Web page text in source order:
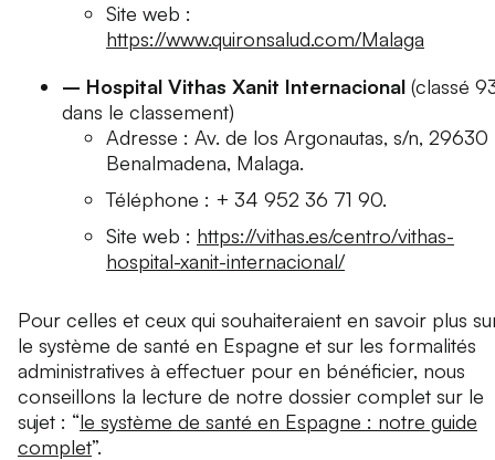
Site web :
https://www.quironsalud.com/Malaga
– Hospital Vithas Xanit Internacional (classé
dans le classement)
Adresse : Av. de los Argonautas, s/n, 29630
Benalmadena, Malaga.
Téléphone : + 34 952 36 71 90.
Site web : https://vithas.es/centro/vithas-
hospital-xanit-internacional/
Pour celles et ceux qui souhaiteraient en savoir plus
le système de santé en Espagne et sur les formalités
administratives à effectuer pour en bénéficier, nous
conseillons la lecture de notre dossier complet sur le
sujet : “le système de santé en Espagne : notre guide
complet”.